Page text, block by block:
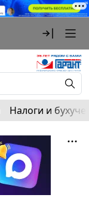
Налоги и